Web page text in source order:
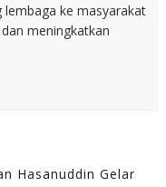
ke masyarakat
meningkatkan
Hasanuddin Gelar